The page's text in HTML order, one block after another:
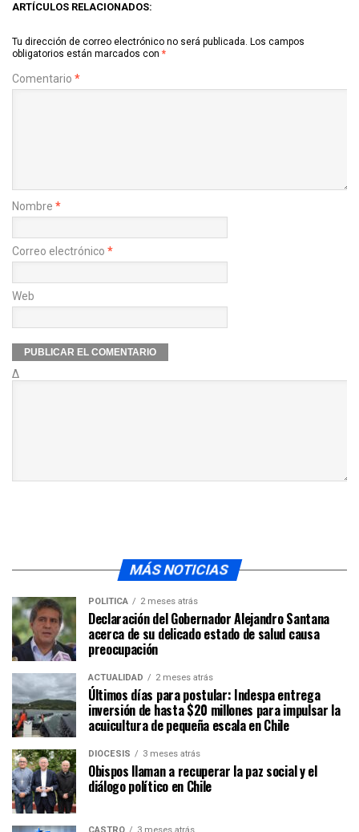
ARTÍCULOS RELACIONADOS:
Tu dirección de correo electrónico no será publicada. Los campos
obligatorios están marcados con *
Comentario *
Nombre *
Correo electrónico *
Web
Δ
MÁS NOTICIAS
POLÍTICA 2 meses atrás
Declaración del Gobernador Alejandro Santana
acerca de su delicado estado de salud causa
preocupación
ACTUALIDAD 2 meses atrás
Últimos días para postular: Indespa entrega
inversión de hasta $20 millones para impulsar la
acuicultura de pequeña escala en Chile
DIÓCESIS 3 meses atrás
Obispos llaman a recuperar la paz social y el
diálogo político en Chile